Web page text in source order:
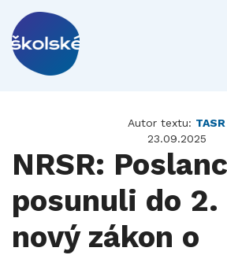
Autor textu: TASR
23.09.2025
NRSR:
posunuli do
nový zákon o